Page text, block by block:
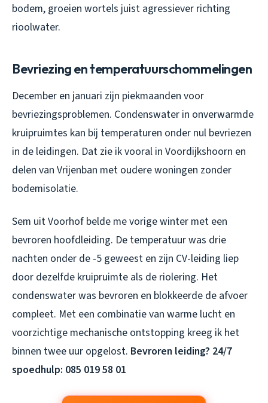
bodem, groeien wortels juist agressiever richting
rioolwater.
Bevriezing en temperatuurschommelingen
December en januari zijn piekmaanden voor
bevriezingsproblemen. Condenswater in onverwarmde
kruipruimtes kan bij temperaturen onder nul bevriezen
in de leidingen. Dat zie ik vooral in Voordijkshoorn en
delen van Vrijenban met oudere woningen zonder
bodemisolatie.
Sem uit Voorhof belde me vorige winter met een
bevroren hoofdleiding. De temperatuur was drie
nachten onder de -5 geweest en zijn CV-leiding liep
door dezelfde kruipruimte als de riolering. Het
condenswater was bevroren en blokkeerde de afvoer
compleet. Met een combinatie van warme lucht en
voorzichtige mechanische ontstopping kreeg ik het
binnen twee uur opgelost. Bevroren leiding? 24/7
spoedhulp: 085 019 58 01